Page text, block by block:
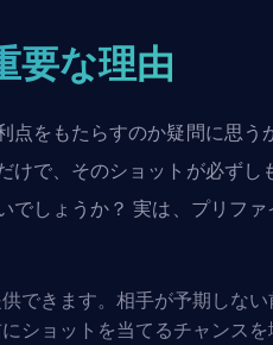
要な理由
点をもたらすのか疑問に思う
けで、そのショットが必ずし
でしょうか？ 実は、プリファ
できます。相手が予期しない
ショットを当てるチャンスを